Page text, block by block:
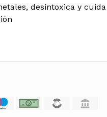
desintoxica y cuida